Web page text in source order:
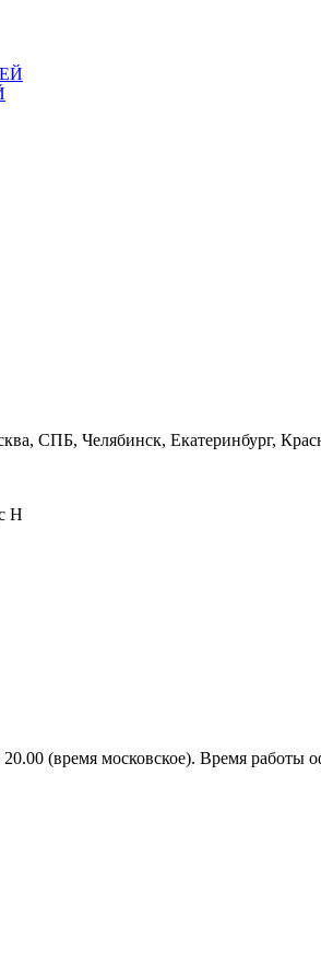
СПБ, Челябинск, Екатеринбург,
Н
(время московское). Время работы